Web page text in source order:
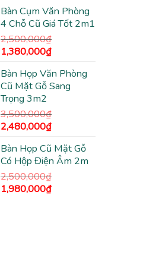
là:
1,200,000₫.
tại
là:
940,000₫.
Bàn Cụm Văn Phòng
4 Chỗ Cũ Giá Tốt 2m1
2,500,000₫
Giá
là:
2,500,000₫.
1,380,000₫Giá
tại
là:
Bàn Họp Văn Phòng
Cũ Mặt Gỗ Sang
Trọng 3m2
3,500,000₫
Giá
là:
3,500,000₫.
2,480,000₫Giá
tại
là:
2,480,000₫.
Bàn Họp Cũ Mặt Gỗ
Có Hộp Điện Âm 2m
2,500,000₫
Giá
1,980,000₫Giá